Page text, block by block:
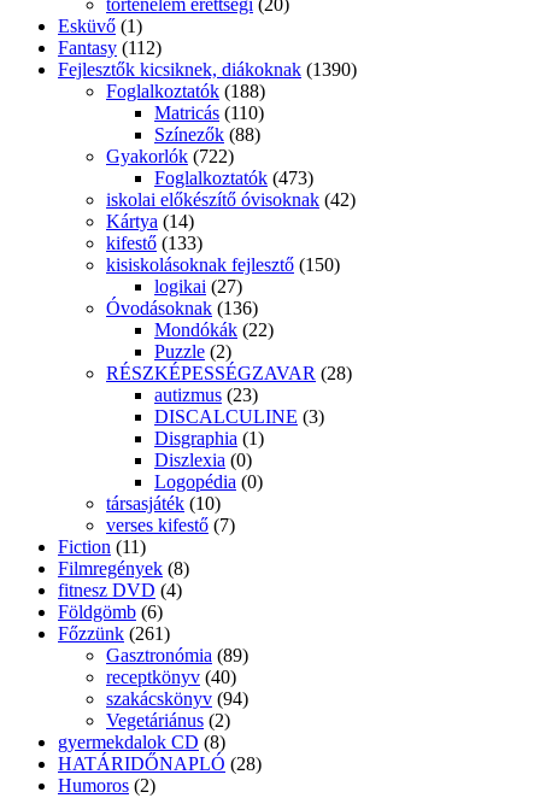
történelem érettségi (20)
Esküvő (1)
Fantasy (112)
Fejlesztők kicsiknek, diákoknak (1390)
Foglalkoztatók (188)
Matricás (110)
Színezők (88)
Gyakorlók (722)
Foglalkoztatók (473)
iskolai előkészítő óvisoknak (42)
Kártya (14)
kifestő (133)
kisiskolásoknak fejlesztő (150)
logikai (27)
Óvodásoknak (136)
Mondókák (22)
Puzzle (2)
RÉSZKÉPESSÉGZAVAR (28)
autizmus (23)
DISCALCULINE (3)
Disgraphia (1)
Diszlexia (0)
Logopédia (0)
társasjáték (10)
verses kifestő (7)
Fiction (11)
Filmregények (8)
fitnesz DVD (4)
Földgömb (6)
Főzzünk (261)
Gasztronómia (89)
receptkönyv (40)
szakácskönyv (94)
Vegetáriánus (2)
gyermekdalok CD (8)
HATÁRIDŐNAPLÓ (28)
Humoros (2)